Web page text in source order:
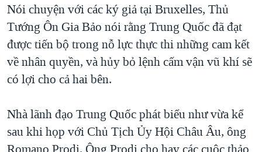
KHOA HỌC
SỨC KHOẺ
VĂN HOÁ
NGÀY TỊ NẠN THẾ GIỚI
TRỊNH VĨNH BÌNH - NGƯỜI HẠ 'BÊN THẮNG CUỘC'
GROUND ZERO – XƯA VÀ NAY
CHI PHÍ CHIẾN TRANH AFGHANISTAN
THƯỢNG ĐỈNH TRUMP-KIM TẠI VIỆT NAM
TRỊNH VĨNH BÌNH VS. CHÍNH PHỦ VIỆT NAM
Ngôn ngữ khác
Nói chuyện với các ký giả tại Bruxelles, Thủ
Tướng Ôn Gia Bảo nói rằng Trung Quốc đã đạt
được tiến bộ trong nỗ lực thực thi những cam kết
về nhân quyền, và hủy bỏ lệnh cấm vận vũ khí sẽ
có lợi cho cả hai bên.
Nhà lãnh đạo Trung Quốc phát biểu như vừa kể
sau khi họp với Chủ Tịch Ủy Hội Châu Âu, ông